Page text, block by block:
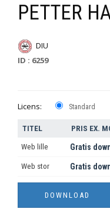
PETTER
DIU
ID : 6259
Licens: Standard
TITEL PRIS EX.
Web lille Gratis
Web stor Gratis